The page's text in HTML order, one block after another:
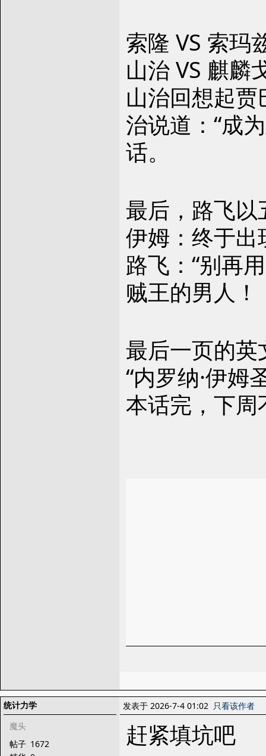
索隆 VS 索玛
山治 VS 麒麟
山治回想起
治说道：“成
话。
最后，路飞
伊姆：终于
路飞：“别再
贼王的男人！
最后一页的英
“内罗纳·伊姆
本话完，下周
统计力学
魔头
帖子 1672
发表于 2026-7-4 01:02 只看该作者
赶紧填坑吧